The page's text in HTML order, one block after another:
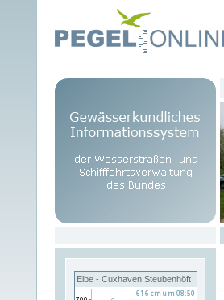
Elbe - Cuxhaven Steubenhöft